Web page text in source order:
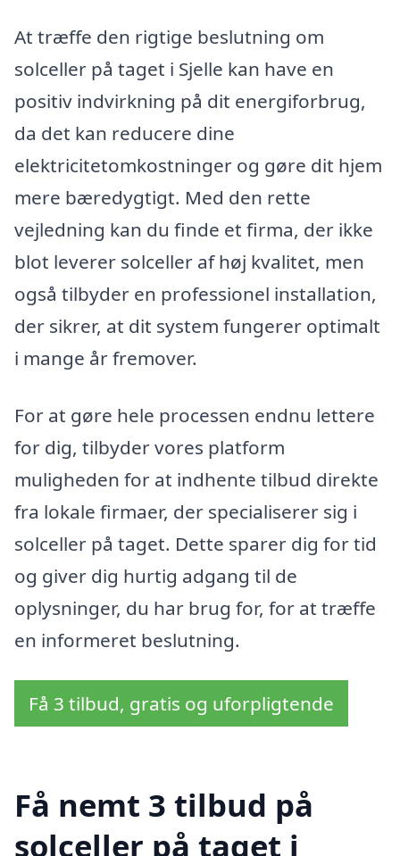
At træffe den rigtige beslutning om
solceller på taget i Sjelle kan have en
positiv indvirkning på dit energiforbrug,
da det kan reducere dine
elektricitetomkostninger og gøre dit hjem
mere bæredygtigt. Med den rette
vejledning kan du finde et firma, der ikke
blot leverer solceller af høj kvalitet, men
også tilbyder en professionel installation,
der sikrer, at dit system fungerer optimalt
i mange år fremover.
For at gøre hele processen endnu lettere
for dig, tilbyder vores platform
muligheden for at indhente tilbud direkte
fra lokale firmaer, der specialiserer sig i
solceller på taget. Dette sparer dig for tid
og giver dig hurtig adgang til de
oplysninger, du har brug for, for at træffe
en informeret beslutning.
Få 3 tilbud, gratis og uforpligtende
Få nemt 3 tilbud på
solceller på taget i